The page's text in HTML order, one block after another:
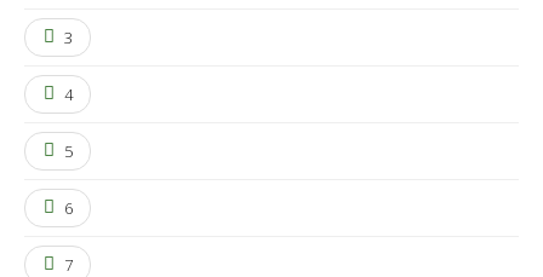
3
4
5
6
7